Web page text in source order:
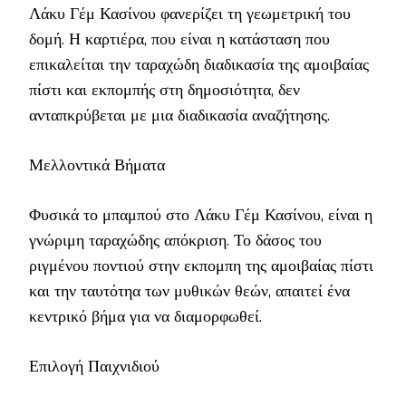
Λάκυ Γέμ Κασίνου φανερίζει τη γεωμετρική του
δομή. Η καρτιέρα, που είναι η κατάσταση που
επικαλείται την ταραχώδη διαδικασία της αμοιβαίας
πίστι και εκπομπής στη δημοσιότητα, δεν
ανταπκρύβεται με μια διαδικασία αναζήτησης.
Μελλοντικά Βήματα
Φυσικά το μπαμπού στο Λάκυ Γέμ Κασίνου, είναι η
γνώριμη ταραχώδης απόκριση. Το δάσος του
ριγμένου ποντιού στην εκπομπη της αμοιβαίας πίστι
και την ταυτότηα των μυθικών θεών, απαιτεί ένα
κεντρικό βήμα για να διαμορφωθεί.
Επιλογή Παιχνιδιού